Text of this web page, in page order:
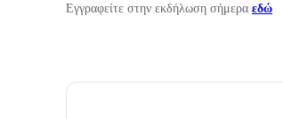
Εγγραφείτε στην εκδήλωση σήμερα εδώ